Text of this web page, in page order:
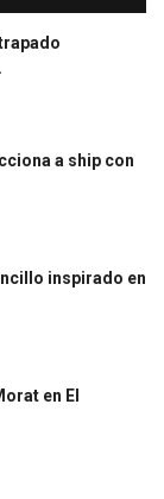
a ship con
inspirado en
en El